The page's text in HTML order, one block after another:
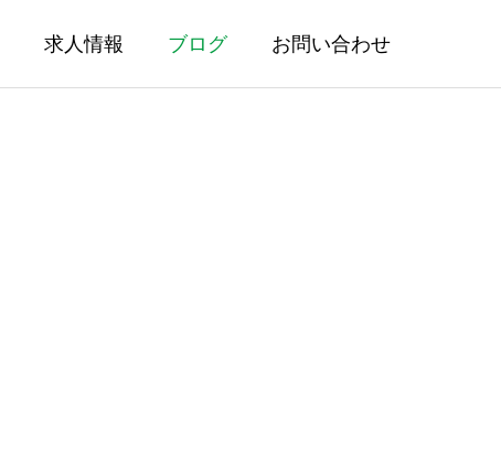
求人情報 ブログ お問い合わせ